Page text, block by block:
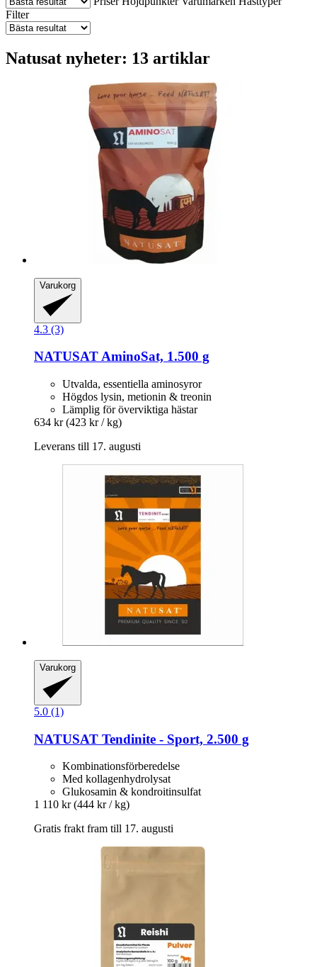
Filter
Natusat nyheter: 13 artiklar
Varukorg
4.3 (3)
NATUSATAminoSat, 1.500 g
Utvalda, essentiella aminosyror
Högdos lysin, metionin & treonin
Lämplig för överviktiga hästar
634 kr (423 kr / kg)
Leverans till 17. augusti
Varukorg
5.0 (1)
NATUSAT Tendinite -​ Sport, 2.500 g
Kombinationsförberedelse
Med kollagenhydrolysat
Glukosamin & kondroitinsulfat
1 110 kr (444 kr / kg)
Gratis frakt fram till 17. augusti